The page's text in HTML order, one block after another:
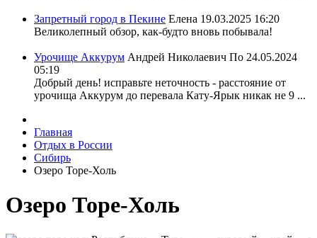
Запретный город в Пекине Елена 19.03.2025 16:20
Великолепный обзор, как-будто вновь побывала!
Урочище Аккурум Андрей Николаевич По 24.05.2024
05:19
Добрый день! исправьте неточность - расстояние от
урочища Аккурум до перевала Кату-Ярык никак не 9 ...
Главная
Отдых в России
Сибирь
Озеро Торе-Холь
Озеро Торе-Холь